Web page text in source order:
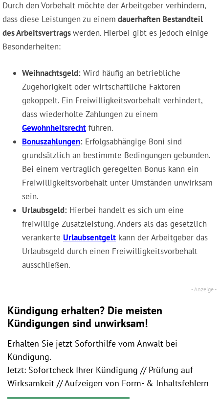
Durch den Vorbehalt möchte der Arbeitgeber verhindern,
dass diese Leistungen zu einem dauerhaften Bestandteil
des Arbeitsvertragswerden. Hierbei gibt es jedoch einige
Besonderheiten:
Weihnachtsgeld: Wird häufig an betriebliche
Zugehörigkeit oder wirtschaftliche Faktoren
gekoppelt. Ein Freiwilligkeitsvorbehalt verhindert,
dass wiederholte Zahlungen zu einem
Gewohnheitsrecht führen.
Bonuszahlungen: Erfolgsabhängige Boni sind
grundsätzlich an bestimmte Bedingungen gebunden.
Bei einem vertraglich geregelten Bonus kann ein
Freiwilligkeitsvorbehalt unter Umständen unwirksam
sein.
Urlaubsgeld: Hierbei handelt es sich um eine
freiwillige Zusatzleistung. Anders als das gesetzlich
verankerte Urlaubsentgelt kann der Arbeitgeber das
Urlaubsgeld durch einen Freiwilligkeitsvorbehalt
ausschließen.
Kündigung erhalten? Die meisten
Kündigungen sind unwirksam!
Erhalten Sie jetzt Soforthilfe vom Anwalt bei
Kündigung.
Jetzt: Sofortcheck Ihrer Kündigung // Prüfung auf
Wirksamkeit // Aufzeigen von Form- & Inhaltsfehlern